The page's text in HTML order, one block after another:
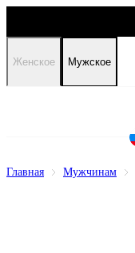
Женское Мужское
Главная Мужчинам